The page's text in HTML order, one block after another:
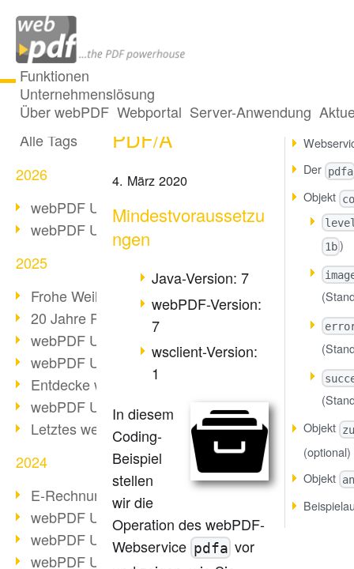
Funktionen
Unternehmenslösung
Über webPDF Webportal Server-Anwendung
Alle Beiträge
Alle Tags
2026
webPDF Update 10.0.5
webPDF Update 10.0.4
2025
Frohe Weihnachten & Auszeit
20 Jahre PDF/A
webPDF Update 10.0.3
webPDF Update 10.0.2
Entdecke webPDF 10
webPDF Update 9.0.0.3655
Letztes webPDF 8 Update
2024
E-Rechnungsstellung ab 2025
webPDF Update 9.0.0.3584
webPDF Update 9.0.0.3479
webPDF Update 9.0.0.3361
Webservice
PDF/A
4. März 2020
Mindestvoraussetzu
ngen
Java-Version: 7
webPDF-Version:
7
wsclient-Version:
1
In diesem
Coding-
Beispiel
stellen
wir die
Operation des webPDF-
Webservice pdfa vor
Der pdfa
Objekt
1b )
Objekt
(optional)
Objekt